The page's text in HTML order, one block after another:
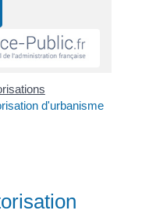
d'urbanisme